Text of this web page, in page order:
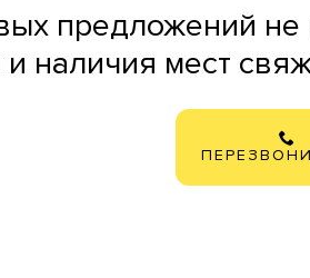
предложений не
и наличия мест